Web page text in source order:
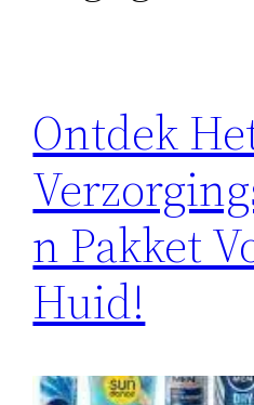
Ontdek
n Pakket
Huid!